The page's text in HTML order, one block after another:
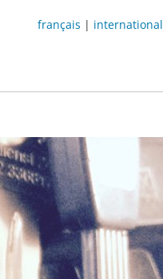
français | international